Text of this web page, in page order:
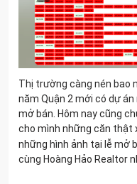
Thị trường càng nén bao
năm Quận 2 mới có dự
mở bán. Hôm nay cũng
cho mình những căn thật
những hình ảnh tại lễ mở
cùng Hoàng Hảo Realtor